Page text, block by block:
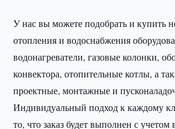
У нас вы можете подобрать и купить
отопления и водоснабжения
водонагреватели, газовые колонки,
конвектора, отопительные котлы, а
проектные, монтажные и
Индивидуальный подход к каждому
то, что заказ будет выполнен с